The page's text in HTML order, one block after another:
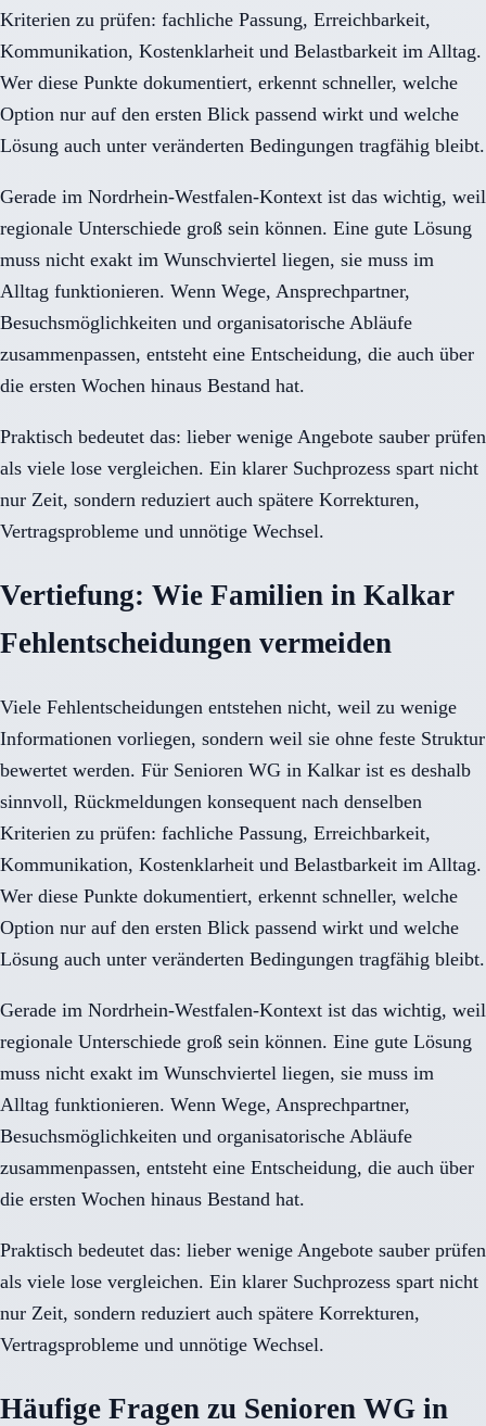
Kriterien zu prüfen: fachliche Passung, Erreichbarkeit,
Kommunikation, Kostenklarheit und Belastbarkeit im Alltag.
Wer diese Punkte dokumentiert, erkennt schneller, welche
Option nur auf den ersten Blick passend wirkt und welche
Lösung auch unter veränderten Bedingungen tragfähig bleibt.
Gerade im Nordrhein-Westfalen-Kontext ist das wichtig, weil
regionale Unterschiede groß sein können. Eine gute Lösung
muss nicht exakt im Wunschviertel liegen, sie muss im
Alltag funktionieren. Wenn Wege, Ansprechpartner,
Besuchsmöglichkeiten und organisatorische Abläufe
zusammenpassen, entsteht eine Entscheidung, die auch über
die ersten Wochen hinaus Bestand hat.
Praktisch bedeutet das: lieber wenige Angebote sauber prüfen
als viele lose vergleichen. Ein klarer Suchprozess spart nicht
nur Zeit, sondern reduziert auch spätere Korrekturen,
Vertragsprobleme und unnötige Wechsel.
Vertiefung: Wie Familien in Kalkar
Fehlentscheidungen vermeiden
Viele Fehlentscheidungen entstehen nicht, weil zu wenige
Informationen vorliegen, sondern weil sie ohne feste Struktur
bewertet werden. Für Senioren WG in Kalkar ist es deshalb
sinnvoll, Rückmeldungen konsequent nach denselben
Kriterien zu prüfen: fachliche Passung, Erreichbarkeit,
Kommunikation, Kostenklarheit und Belastbarkeit im Alltag.
Wer diese Punkte dokumentiert, erkennt schneller, welche
Option nur auf den ersten Blick passend wirkt und welche
Lösung auch unter veränderten Bedingungen tragfähig bleibt.
Gerade im Nordrhein-Westfalen-Kontext ist das wichtig, weil
regionale Unterschiede groß sein können. Eine gute Lösung
muss nicht exakt im Wunschviertel liegen, sie muss im
Alltag funktionieren. Wenn Wege, Ansprechpartner,
Besuchsmöglichkeiten und organisatorische Abläufe
zusammenpassen, entsteht eine Entscheidung, die auch über
die ersten Wochen hinaus Bestand hat.
Praktisch bedeutet das: lieber wenige Angebote sauber prüfen
als viele lose vergleichen. Ein klarer Suchprozess spart nicht
nur Zeit, sondern reduziert auch spätere Korrekturen,
Vertragsprobleme und unnötige Wechsel.
Häufige Fragen zu Senioren WG in